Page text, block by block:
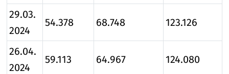
29.03.
2024
54.378 68.748 123.126
26.04.
2024
59.113 64.967 124.080